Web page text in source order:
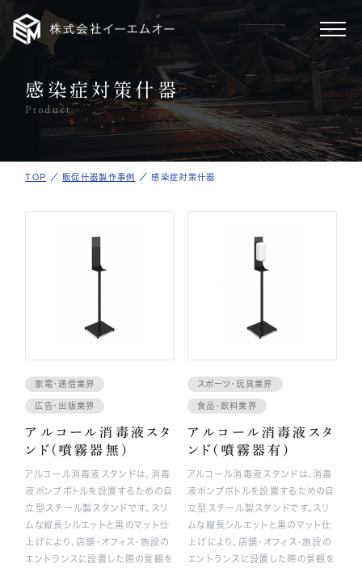
ホーム
製作事例
事業案内
無料見積りを依頼
感染症対策什器
Product
TOP ／ 販促什器製作事例 ／感染症対策什器
家電・通信業界
広告・出版業界
アルコール消毒液スタ
ンド(噴霧器無)
アルコール消毒液スタンドは、消毒
液ポンプボトルを設置するための自
立型スチール製スタンドです。スリ
ムな縦長シルエットと黒のマット仕
上げにより、店舗・オフィス・施設の
エントランスに設置した際の景観を
スポーツ・玩具業界
食品・飲料業界
アルコール消毒液スタ
ンド(噴霧器有)
アルコール消毒液スタンドは、消毒
液ポンプボトルを設置するための自
立型スチール製スタンドです。スリ
ムな縦長シルエットと黒のマット仕
上げにより、店舗・オフィス・施設の
エントランスに設置した際の景観を